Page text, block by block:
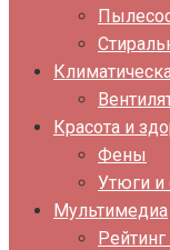
Красота и
Фены
Утюги и
Мультимедиа